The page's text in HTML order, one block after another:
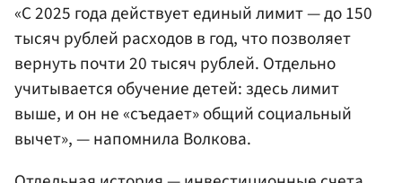
«С 2025 года действует единый лимит — до 150
тысяч рублей расходов в год, что позволяет
вернуть почти 20 тысяч рублей. Отдельно
учитывается обучение детей: здесь лимит
выше, и он не «съедает» общий социальный
вычет», — напомнила Волкова.